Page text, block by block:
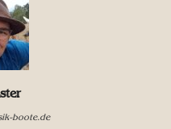
boote.de